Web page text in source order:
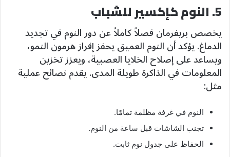
5. النوم كإكسير للشباب
يخصص بريفرمان فصلاً كاملاً عن دور النوم في تجديد
الدماغ. يؤكد أن النوم العميق يحفز إفراز هرمون النمو،
ويساعد على إصلاح الخلايا العصبية، ويعزز تخزين
المعلومات في الذاكرة طويلة المدى. يقدم نصائح عملية
مثل:
النوم في غرفة مظلمة تمامًا.
تجنب الشاشات قبل ساعة من النوم.
الحفاظ على جدول نوم ثابت.